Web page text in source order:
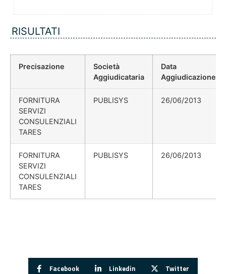
RISULTATI
Precisazione
Società
Aggiudicataria
Data
Aggiudicazione
FORNITURA
SERVIZI
CONSULENZIALI
TARES
PUBLISYS 26/06/2013
FORNITURA
SERVIZI
CONSULENZIALI
TARES
PUBLISYS 26/06/2013
Facebook Linkedin Twitter